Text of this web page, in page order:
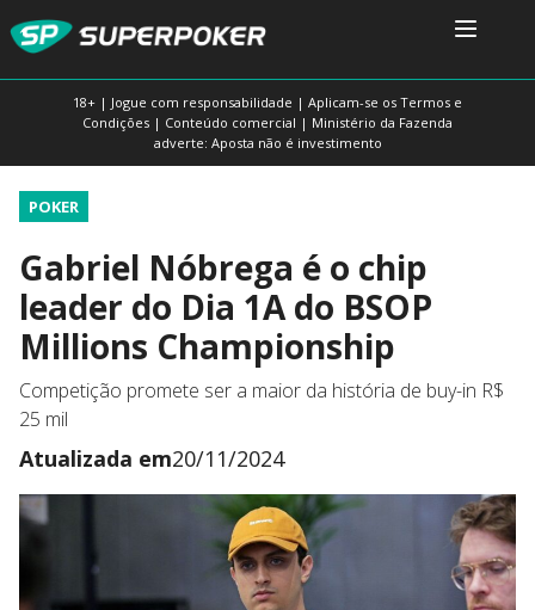
18+ | Jogue com responsabilidade | Aplicam-se os Termos e
Condições | Conteúdo comercial | Ministério da Fazenda
adverte: Aposta não é investimento
POKER
Gabriel Nóbrega é o chip
leader do Dia 1A do BSOP
Millions Championship
Competição promete ser a maior da história de buy-in R$
25 mil
Atualizada em20/11/2024